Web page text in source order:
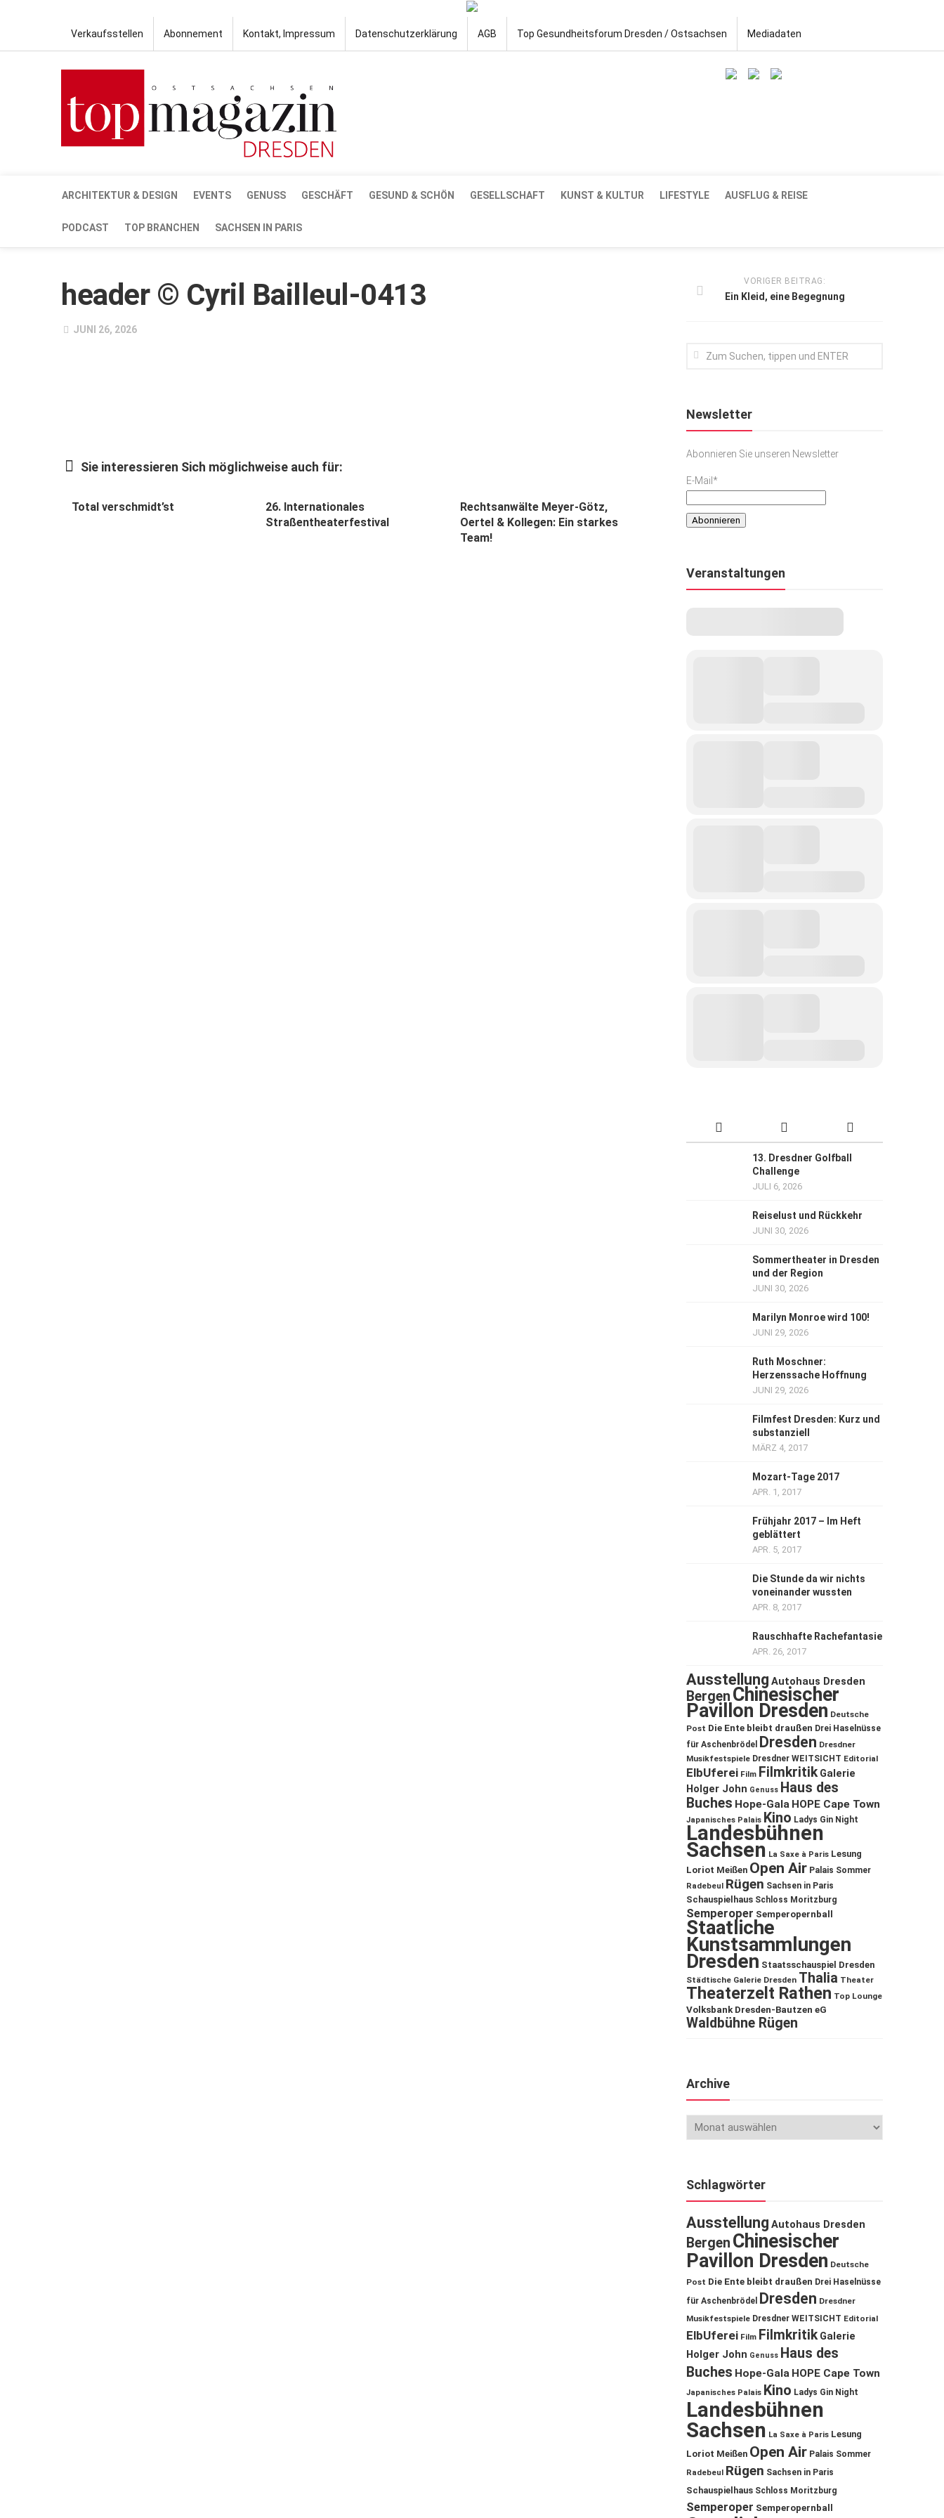
Verkaufsstellen Abonnement Kontakt, Impressum Datenschutzerklärung AGB Top Gesundheitsforum Dresden / Ostsachsen Mediadaten
ARCHITEKTUR & DESIGN EVENTS GENUSS GESCHÄFT GESUND & SCHÖN GESELLSCHAFT KUNST & KULTUR LIFESTYLE AUSFLUG & REISE
PODCAST TOP BRANCHEN SACHSEN IN PARIS
header © Cyril Bailleul-0413
JUNI 26, 2026
Sie interessieren Sich möglichweise auch für:
Total verschmidt’st
26. Internationales
Straßentheaterfestival
Rechtsanwälte Meyer-Götz,
Oertel & Kollegen: Ein starkes
Team!
VORIGER BEITRAG:
Ein Kleid, eine Begegnung
Newsletter
Abonnieren Sie unseren Newsletter
E-Mail*
Veranstaltungen
13. Dresdner Golfball
Challenge
JULI 6, 2026
Reiselust und Rückkehr
JUNI 30, 2026
Sommertheater in Dresden
und der Region
JUNI 30, 2026
Marilyn Monroe wird 100!
JUNI 29, 2026
Ruth Moschner:
Herzenssache Hoffnung
JUNI 29, 2026
Filmfest Dresden: Kurz und
substanziell
MÄRZ 4, 2017
Mozart-Tage 2017
APR. 1, 2017
Frühjahr 2017 – Im Heft
geblättert
APR. 5, 2017
Die Stunde da wir nichts
voneinander wussten
APR. 8, 2017
Rauschhafte Rachefantasie
APR. 26, 2017
Ausstellung Autohaus Dresden
Bergen Chinesischer
Pavillon Dresden Deutsche
Post Die Ente bleibt draußen Drei Haselnüsse
für Aschenbrödel
Dresden Dresdner
Musikfestspiele Dresdner WEITSICHT Editorial
ElbUferei Film Filmkritik Galerie
Holger John Genuss Haus des
Buches Hope-Gala HOPE Cape Town
Japanisches Palais Kino Ladys Gin Night
Landesbühnen
Sachsen La Saxe à Paris Lesung
Loriot Meißen Open Air Palais Sommer
Radebeul Rügen Sachsen in Paris
Schauspielhaus Schloss Moritzburg
Semperoper Semperopernball
Staatliche
Kunstsammlungen
Dresden Staatsschauspiel Dresden
Städtische Galerie Dresden Thalia Theater
Theaterzelt Rathen Top Lounge
Volksbank Dresden-Bautzen eG
Waldbühne Rügen
Archive
Schlagwörter
Ausstellung Autohaus Dresden
Bergen Chinesischer
Pavillon Dresden Deutsche
Post Die Ente bleibt draußen Drei Haselnüsse
für Aschenbrödel
Dresden Dresdner
Musikfestspiele Dresdner WEITSICHT Editorial
ElbUferei Film Filmkritik Galerie
Holger John Genuss Haus des
Buches Hope-Gala HOPE Cape Town
Japanisches Palais Kino Ladys Gin Night
Landesbühnen
Sachsen La Saxe à Paris Lesung
Loriot Meißen Open Air Palais Sommer
Radebeul Rügen Sachsen in Paris
Schauspielhaus Schloss Moritzburg
Semperoper Semperopernball